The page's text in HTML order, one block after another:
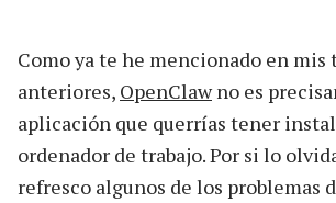
Como ya te he mencionado en
anteriores, OpenClawno es
aplicación que querrías tener
ordenador de trabajo. Por si lo
refresco algunos de los problemas